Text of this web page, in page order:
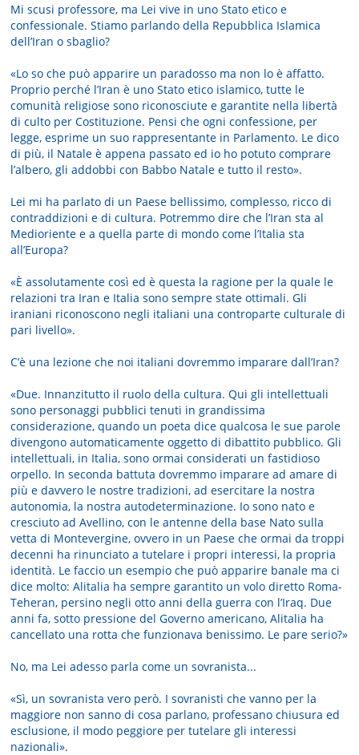
Mi scusi professore, ma Lei vive in uno Stato etico e
confessionale. Stiamo parlando della Repubblica Islamica
dell’Iran o sbaglio?
«Lo so che può apparire un paradosso ma non lo è affatto.
Proprio perché l’Iran è uno Stato etico islamico, tutte le
comunità religiose sono riconosciute e garantite nella libertà
di culto per Costituzione. Pensi che ogni confessione, per
legge, esprime un suo rappresentante in Parlamento. Le dico
di più, il Natale è appena passato ed io ho potuto comprare
l’albero, gli addobbi con Babbo Natale e tutto il resto».
Lei mi ha parlato di un Paese bellissimo, complesso, ricco di
contraddizioni e di cultura. Potremmo dire che l’Iran sta al
Medioriente e a quella parte di mondo come l’Italia sta
all’Europa?
«È assolutamente così ed è questa la ragione per la quale le
relazioni tra Iran e Italia sono sempre state ottimali. Gli
iraniani riconoscono negli italiani una controparte culturale di
pari livello».
C’è una lezione che noi italiani dovremmo imparare dall’Iran?
«Due. Innanzitutto il ruolo della cultura. Qui gli intellettuali
sono personaggi pubblici tenuti in grandissima
considerazione, quando un poeta dice qualcosa le sue parole
divengono automaticamente oggetto di dibattito pubblico. Gli
intellettuali, in Italia, sono ormai considerati un fastidioso
orpello. In seconda battuta dovremmo imparare ad amare di
più e davvero le nostre tradizioni, ad esercitare la nostra
autonomia, la nostra autodeterminazione. Io sono nato e
cresciuto ad Avellino, con le antenne della base Nato sulla
vetta di Montevergine, ovvero in un Paese che ormai da troppi
decenni ha rinunciato a tutelare i propri interessi, la propria
identità. Le faccio un esempio che può apparire banale ma ci
dice molto: Alitalia ha sempre garantito un volo diretto Roma-
Teheran, persino negli otto anni della guerra con l’Iraq. Due
anni fa, sotto pressione del Governo americano, Alitalia ha
cancellato una rotta che funzionava benissimo. Le pare serio?»
No, ma Lei adesso parla come un sovranista...
«Sì, un sovranista vero però. I sovranisti che vanno per la
maggiore non sanno di cosa parlano, professano chiusura ed
esclusione, il modo peggiore per tutelare gli interessi
nazionali».